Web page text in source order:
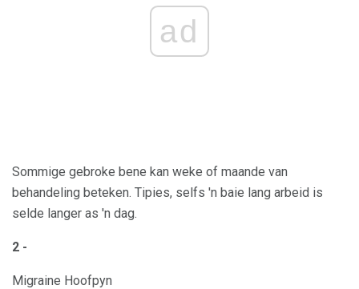
ad
Sommige gebroke bene kan weke of maande van
behandeling beteken. Tipies, selfs 'n baie lang arbeid is
selde langer as 'n dag.
2 -
Migraine Hoofpyn